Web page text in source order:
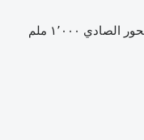
الصادي ١٬٠٠٠ ملم